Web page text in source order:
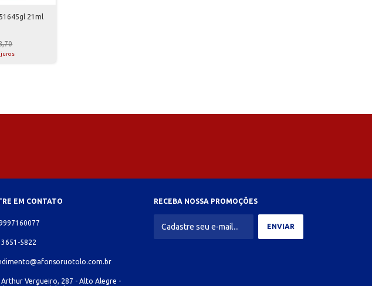
21ml
juros
EM CONTATO
3651-5822
Arthur Vergueiro, 287 - Alto Alegre -
RECEBA NOSSA PROMOÇÕES